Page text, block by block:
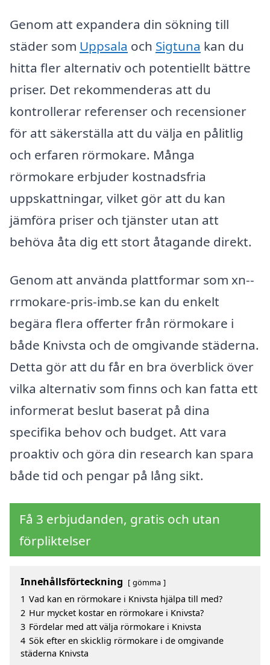
Genom att expandera din sökning till
städer som Uppsala och Sigtuna kan du
hitta fler alternativ och potentiellt bättre
priser. Det rekommenderas att du
kontrollerar referenser och recensioner
för att säkerställa att du välja en pålitlig
och erfaren rörmokare. Många
rörmokare erbjuder kostnadsfria
uppskattningar, vilket gör att du kan
jämföra priser och tjänster utan att
behöva åta dig ett stort åtagande direkt.
Genom att använda plattformar som xn--
rrmokare-pris-imb.se kan du enkelt
begära flera offerter från rörmokare i
både Knivsta och de omgivande städerna.
Detta gör att du får en bra överblick över
vilka alternativ som finns och kan fatta ett
informerat beslut baserat på dina
specifika behov och budget. Att vara
proaktiv och göra din research kan spara
både tid och pengar på lång sikt.
Få 3 erbjudanden, gratis och utan
förpliktelser
Innehållsförteckning gömma
1 Vad kan en rörmokare i Knivsta hjälpa till med?
2 Hur mycket kostar en rörmokare i Knivsta?
3 Fördelar med att välja rörmokare i Knivsta
4 Sök efter en skicklig rörmokare i de omgivande
städerna Knivsta